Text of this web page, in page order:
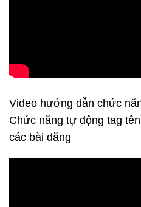
Video hướng dẫn chức
Chức năng tự động tag
các bài đăng